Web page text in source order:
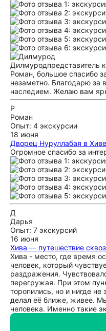
Дилмуродпредставитель
Роман, большое спасибо
незаметно. Благодарю за
наследием. Желаю вам
Р
Роман
Опыт: 4 экскурсии
18 июня
Дворец Нуруллабая в Хиве
Огромное спасибо за
Д
Дарья
Опыт: 7 экскурсий
16 июня
Хива — путешествие
Хива - место, где время
человек, который
раздражения.
перегружая. При этом
торопились, но и нигде
делал её ближе, живее.
человека. Именно такие